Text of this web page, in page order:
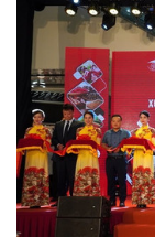
Trung tâm
động thiết thực
giao Việt Nam –